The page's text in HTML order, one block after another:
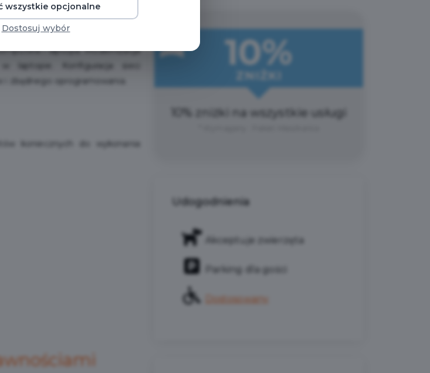
typu SmartHome.
do potrzeb. Instalacja
i laptopa. Modernizacja
laptopie. Konfiguracja sieci
zbędnego oprogramowania.
koniecznych do wykonania
10%
ZNIŻKI
10% zniżki na wszystkie usługi
Udogodnienia
Akceptuje zwierzęta
Parking dla gości
Dostosowany
wszystkie opcjonalne
Dostosuj wybór